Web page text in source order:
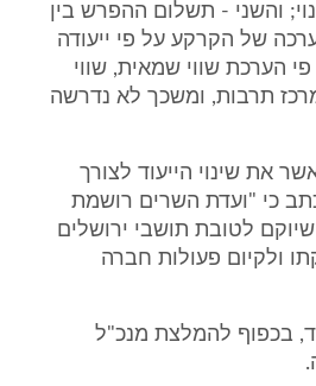
והשני - תשלום ההפרש בין
מיליון ש"ח) לבין ערכה של הקרקע על פי ייעודה
הערכת שווי שמאית, שווי
תרבות, ומשכך לא נדרשה
לאשר את שינוי הייעוד לצורך
מספר ים/10). בהחלטה נכתב כי "ועדת השרים רושמת
לטובת תושבי ירושלים
ולקיום פעולות חברה
בכפוף להמלצת מנכ"ל